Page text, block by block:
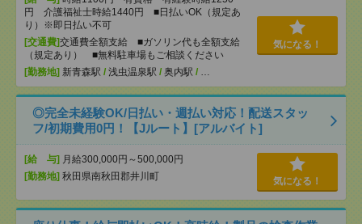
円 介護福祉士時給1440円 ■日払いOK（規定あ
り）※即日払い不可
[交通費]交通費全額支給 ■ガソリン代も全額支給
（規定あり） ■無料駐車場もご相談ください
[勤務地] 新青森駅 / 浅虫温泉駅 / 奥内駅 / …
気になる！
◎完全未経験OK/日払い・週払い対応！配送スタッ
フ/初期費用0円！【Jルート】[アルバイト]
[給 与] 月給300,000円～500,000円
[勤務地] 秋田県南秋田郡井川町 気になる！